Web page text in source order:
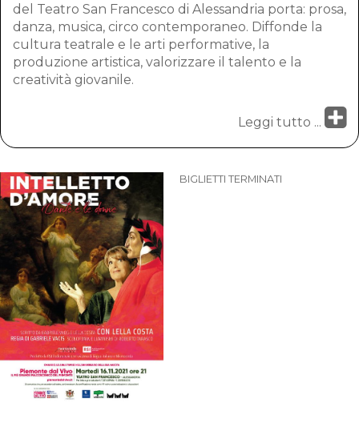
del Teatro San Francesco di Alessandria porta: prosa,
danza, musica, circo contemporaneo. Diffonde la
cultura teatrale e le arti performative, la
produzione artistica, valorizzare il talento e la
creatività giovanile.
Leggi tutto ...
BIGLIETTI TERMINATI